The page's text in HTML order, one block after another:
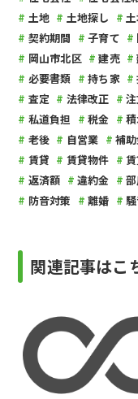
土地
土地探し
契約期間
子育て
岡山市北区
建売
必要書類
持ち家
査定
法律改正
私道負担
税金
老後
自営業 補
賃貸
賃貸物件
返済額
違約金
防音対策
離婚
関連記事はこ